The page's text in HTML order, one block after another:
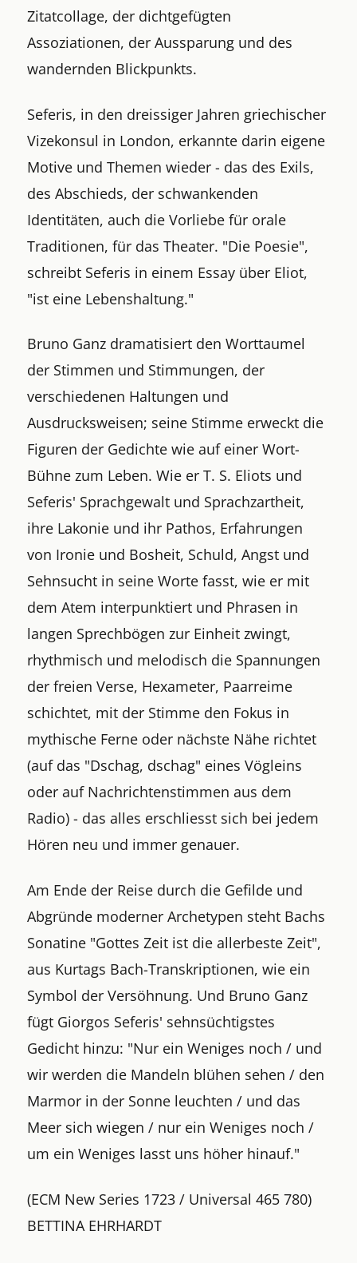
Zitatcollage, der dichtgefügten
Assoziationen, der Aussparung und des
wandernden Blickpunkts.
Seferis, in den dreissiger Jahren griechischer
Vizekonsul in London, erkannte darin eigene
Motive und Themen wieder - das des Exils,
des Abschieds, der schwankenden
Identitäten, auch die Vorliebe für orale
Traditionen, für das Theater. "Die Poesie",
schreibt Seferis in einem Essay über Eliot,
"ist eine Lebenshaltung."
Bruno Ganz dramatisiert den Worttaumel
der Stimmen und Stimmungen, der
verschiedenen Haltungen und
Ausdrucksweisen; seine Stimme erweckt die
Figuren der Gedichte wie auf einer Wort-
Bühne zum Leben. Wie er T. S. Eliots und
Seferis' Sprachgewalt und Sprachzartheit,
ihre Lakonie und ihr Pathos, Erfahrungen
von Ironie und Bosheit, Schuld, Angst und
Sehnsucht in seine Worte fasst, wie er mit
dem Atem interpunktiert und Phrasen in
langen Sprechbögen zur Einheit zwingt,
rhythmisch und melodisch die Spannungen
der freien Verse, Hexameter, Paarreime
schichtet, mit der Stimme den Fokus in
mythische Ferne oder nächste Nähe richtet
(auf das "Dschag, dschag" eines Vögleins
oder auf Nachrichtenstimmen aus dem
Radio) - das alles erschliesst sich bei jedem
Hören neu und immer genauer.
Am Ende der Reise durch die Gefilde und
Abgründe moderner Archetypen steht Bachs
Sonatine "Gottes Zeit ist die allerbeste Zeit",
aus Kurtags Bach-Transkriptionen, wie ein
Symbol der Versöhnung. Und Bruno Ganz
fügt Giorgos Seferis' sehnsüchtigstes
Gedicht hinzu: "Nur ein Weniges noch / und
wir werden die Mandeln blühen sehen / den
Marmor in der Sonne leuchten / und das
Meer sich wiegen / nur ein Weniges noch /
um ein Weniges lasst uns höher hinauf."
(ECM New Series 1723 / Universal 465 780)
BETTINA EHRHARDT